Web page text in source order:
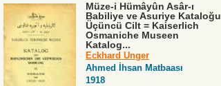
Müze-i Hümâyûn Asâr-ı
Babiliye ve Asuriye Kataloğu
Üçüncü Cilt = Kaiserlich
Osmaniche Museen
Katalog...
Eckhard Unger
Ahmed İhsan Matbaası
1918